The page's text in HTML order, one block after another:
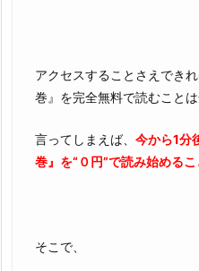
アクセスすることさえでき
巻』を完全無料で読むこと
言ってしまえば、 今から1分
巻』を“０円”で読み始める
そこで、